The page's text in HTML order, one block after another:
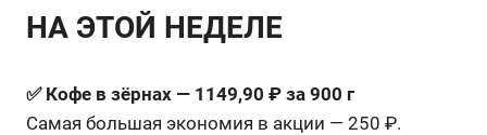
НА ЭТОЙ НЕДЕЛЕ
✅ Кофе в зёрнах — 1149,90 ₽ за 900 г
Самая большая экономия в акции — 250 ₽.